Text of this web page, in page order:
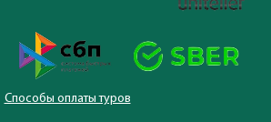
Способы оплаты туров